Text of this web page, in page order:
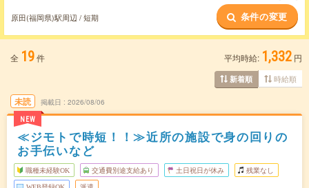
原田(福岡県)駅周辺 / 短期 条件の変更
全 19件 平均時給: 1,332 円
新着順 時給順
未読
NEW
掲載日 2026/08/06
≪ジモトで時短！！≫近所の施設で身の回りの
お手伝いなど
職種未経験OK 交通費別途支給あり 土日祝日が休み 残業なし
WEB登録OK 派遣